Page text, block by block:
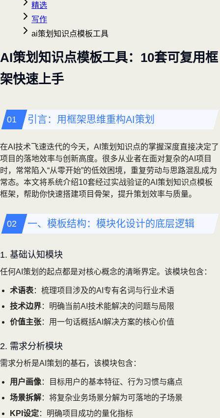
精选
写作
ai策划知识点模板工具
AI策划知识点模板工具：10套可复用框
架快速上手
引言：用框架思维重构AI策划
在AI技术飞速迭代的今天，AI策划知识点的掌握深度直接决定了
项目的落地效率与创新高度。很多从业者在面对复杂的AI项目
时，常常陷入“从零开始”的低效困境，重复劳动与思路混乱成为
常态。本文将系统介绍10套经过实战验证的AI策划知识点模板
框架，帮助你快速搭建项目骨架，提升策划效率与质量。
一、模板结构：模块化设计的底层逻辑
1. 基础认知模块
任何AI策划的起点都是对核心概念的清晰界定。该模块包含：
术语表：梳理项目涉及的AI专有名词与行业术语
技术边界：明确当前AI技术能解决的问题与局限
价值主张：用一句话概括AI解决方案的核心价值
2. 需求分析模块
需求分析是AI策划的基石，该模块包含：
用户画像：目标用户的基本特征、行为习惯与痛点
场景拆解：将复杂业务场景分解为可落地的子场景
KPI设定：明确项目成功的量化指标